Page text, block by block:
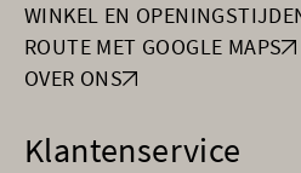
WINKEL EN
ROUTE MET GOOGLE MAPS
OVER ONS
Klantenservice